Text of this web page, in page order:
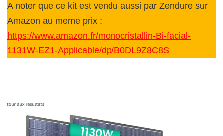
A noter que ce kit est vendu aussi par Zendure sur
Amazon au meme prix :
https://www.amazon.fr/monocristallin-Bi-facial-
1131W-EZ1-Applicable/dp/B0DL9Z8C8S